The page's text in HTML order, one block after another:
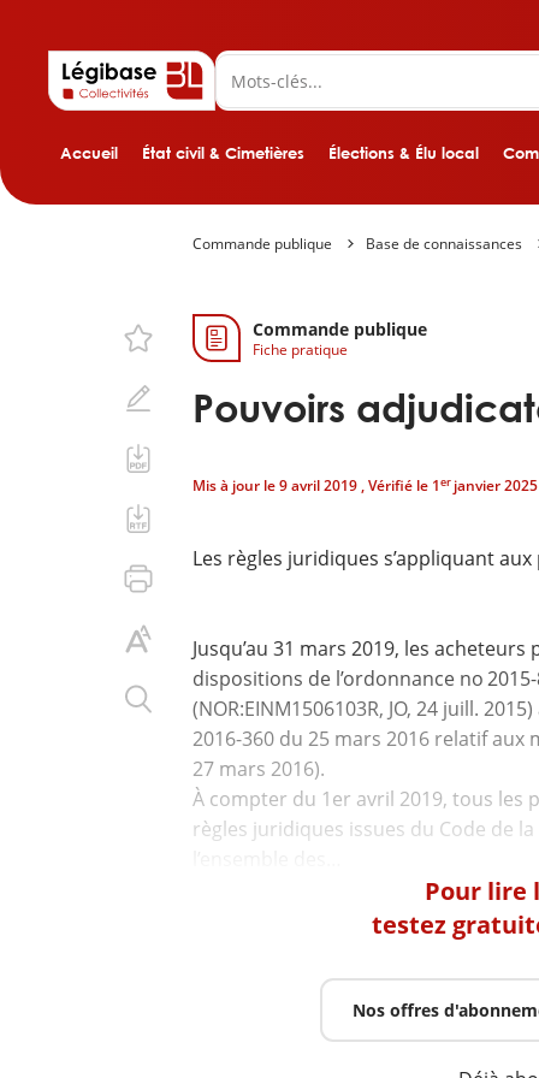
Accueil État civil & Cimetières Élections & Élu local
Commande publique Base de connaissances
Commande publique
Fiche pratique
Pouvoirs
Mis à jour le9 avril 2019 , Vérifié le 1er janvier 2025
Les règles juridiques s’appliquant
Jusqu’au 31 mars 2019, les
dispositions de l’ordonnance no
(NOR:EINM1506103R, JO, 24 juill.
2016-360 du 25 mars 2016 relatif aux
27 mars 2016).
À compter du 1er avril 2019, tous les
règles juridiques issues du Code de
Pour lire
testez
Nos offres